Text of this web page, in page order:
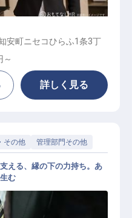
安町ニセコひらふ1条3丁
～
詳しく見る
その他 管理部門その他
える、縁の下の力持ち。あ
む